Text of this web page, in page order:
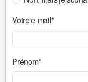
Votre e-mail*
Prénom*